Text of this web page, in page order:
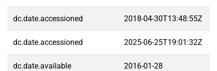
dc.date.accessioned 2018-04-30T13:48:55Z
dc.date.accessioned 2025-06-25T19:01:32Z
dc.date.available 2016-01-28